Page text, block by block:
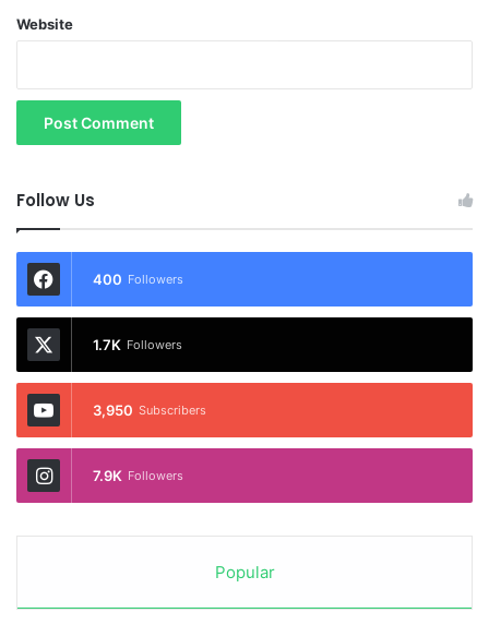
Website
Follow Us
400 Followers
1.7K Followers
3,950 Subscribers
7.9K Followers
Popular